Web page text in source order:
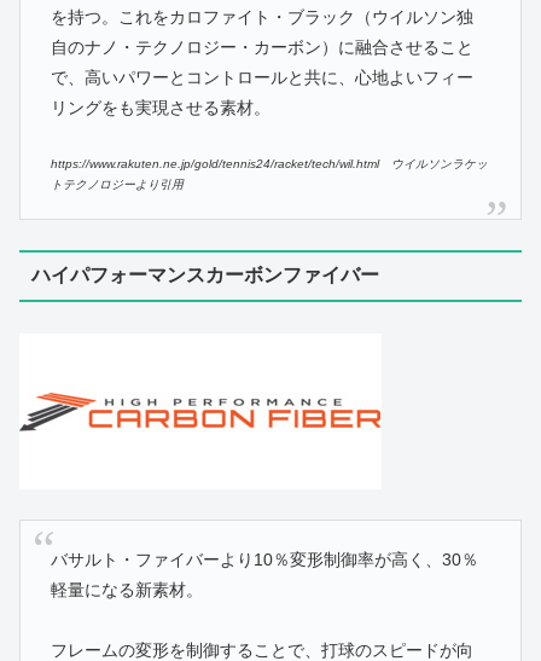
を持つ。これをカロファイト・ブラック（ウイルソン独
自のナノ・テクノロジー・カーボン）に融合させること
で、高いパワーとコントロールと共に、心地よいフィー
リングをも実現させる素材。
https://www.rakuten.ne.jp/gold/tennis24/racket/tech/wil.html ウイルソンラケッ
トテクノロジーより引用
ハイパフォーマンスカーボンファイバー
バサルト・ファイバーより10％変形制御率が高く、30％
軽量になる新素材。
フレームの変形を制御することで、打球のスピードが向